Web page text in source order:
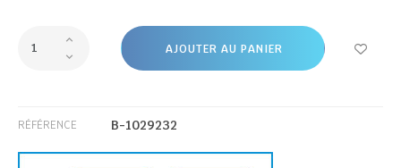
AJOUTER AU PANIER
RÉFÉRENCE B-1029232